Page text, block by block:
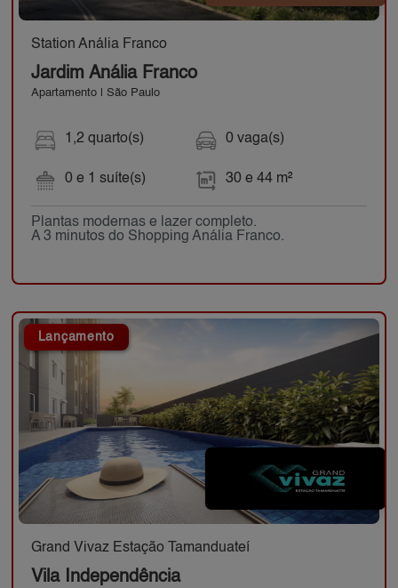
Station Anália Franco
Jardim Anália Franco
Apartamento | São Paulo
1,2 quarto(s)
0 e 1 suíte(s)
0 vaga(s)
30 e 44 m²
Plantas modernas e lazer completo.
A 3 minutos do Shopping Anália Franco.
Lançamento
Grand Vivaz Estação Tamanduateí
Vila Independência